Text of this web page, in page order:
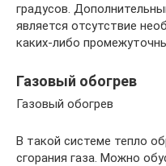
градусов.
является отсутствие
каких-либо
Газовый обогрев
Газовый обогрев
В такой системе тепло
сгорания газа. Можно